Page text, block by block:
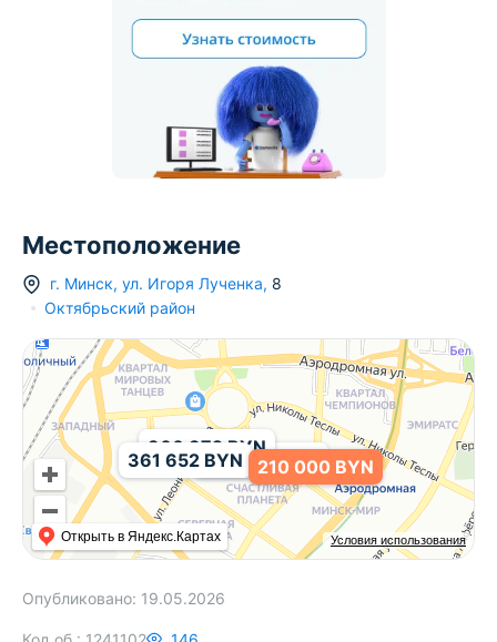
Местоположение
г. Минск, ул. Игоря Лученка, 8
Октябрьский район
Условия использования
Открыть в Яндекс.Картах
288 425 BYN
366 372 BYN
361 652 BYN 210 000 BYN
Опубликовано: 19.05.2026